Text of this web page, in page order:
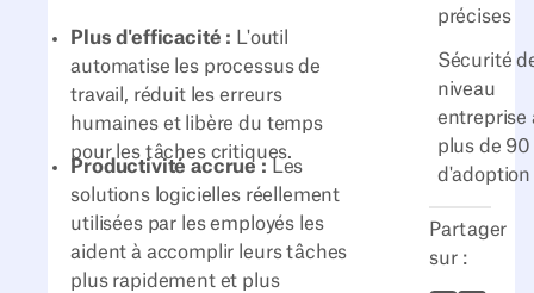
précises
Sécurité
niveau
entreprise
plus de 90
d'adoption
Partager
sur :
Plus d'efficacité : L'outil
automatise les processus de
travail, réduit les erreurs
humaines et libère du temps
pour les tâches critiques.
Productivité accrue : Les
solutions logicielles réellement
utilisées par les employés les
aident à accomplir leurs tâches
plus rapidement et plus